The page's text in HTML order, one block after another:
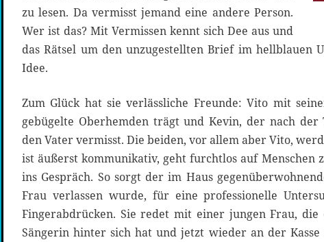
zu lesen. Da vermisst jemand eine andere Person.
Wer ist das? Mit Vermissen kennt sich Dee aus und
das Rätsel um den unzugestellten Brief im hellblauen
Idee.
Zum Glück hat sie verlässliche Freunde: Vito mit
gebügelte Oberhemden trägt und Kevin, der nach
den Vater vermisst. Die beiden, vor allem aber Vito,
ist äußerst kommunikativ, geht furchtlos auf Menschen
ins Gespräch. So sorgt der im Haus
Frau verlassen wurde, für eine professionelle
Fingerabdrücken. Sie redet mit einer jungen Frau,
Sängerin hinter sich hat und jetzt wieder an der